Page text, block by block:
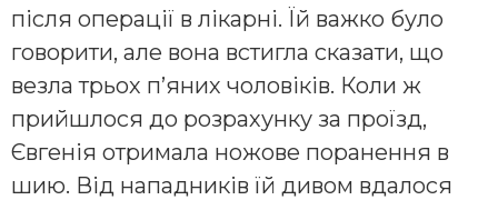
після операції в лікарні. Їй важко було
говорити, але вона встигла сказати, що
везла трьох п’яних чоловіків. Коли ж
прийшлося до розрахунку за проїзд,
Євгенія отримала ножове поранення в
шию. Від нападників їй дивом вдалося